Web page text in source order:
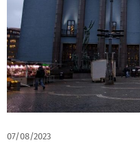
07/08/2023